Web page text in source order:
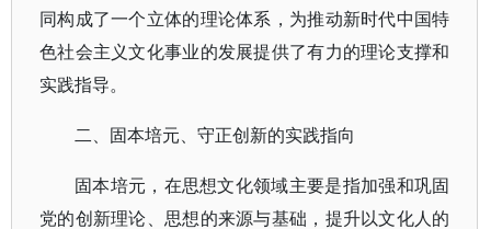
同构成了一个立体的理论体系，为推动新时代中国特
色社会主义文化事业的发展提供了有力的理论支撑和
实践指导。
二、固本培元、守正创新的实践指向
固本培元，在思想文化领域主要是指加强和巩固
党的创新理论、思想的来源与基础，提升以文化人的